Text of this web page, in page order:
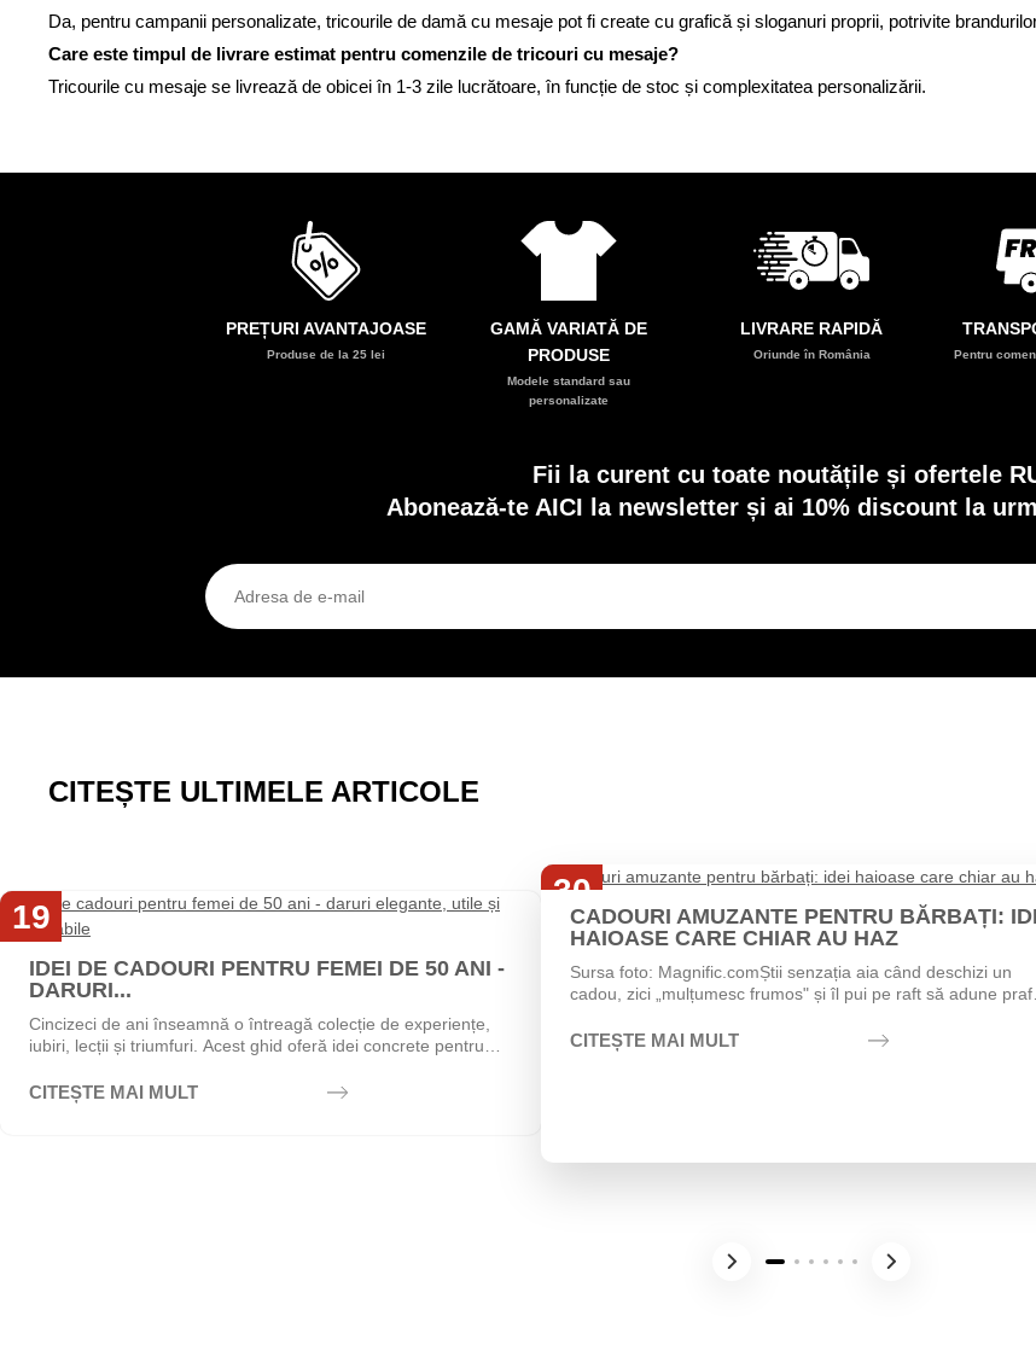
Da, pentru campanii personalizate, tricourile de damă cu mesaje pot fi create cu grafică și sloganuri proprii, potrivite
Care este timpul de livrare estimat pentru comenzile de tricouri cu mesaje?
Tricourile cu mesaje se livrează de obicei în 1-3 zile lucrătoare, în funcție de stoc și complexitatea personalizării.
PREȚURI AVANTAJOASE
Produse de la 25 lei
GAMĂ VARIATĂ DE
PRODUSE
Modele standard sau
personalizate
LIVRARE RAPIDĂ
Oriunde în România Pentru
Fii la curent cu toate noutățile și ofertele
Abonează-te AICI la newsletter și ai 10% discount la
CITEȘTE ULTIMELE ARTICOLE
19
IDEI DE CADOURI PENTRU FEMEI DE 50 ANI -
DARURI...
Cincizeci de ani înseamnă o întreagă colecție de experiențe,
iubiri, lecții și triumfuri. Acest ghid oferă idei concrete pentru
CITEȘTE MAI MULT
30
Iul
CADOURI AMUZANTE PENTRU BĂRBAȚI:
HAIOASE CARE CHIAR AU HAZ
Sursa foto: Magnific.comȘtii senzația aia când deschizi un
cadou, zici „mulțumesc frumos" și îl pui pe raft să adune praf?
CITEȘTE MAI MULT